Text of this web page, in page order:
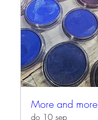
More and more
do 10 sep